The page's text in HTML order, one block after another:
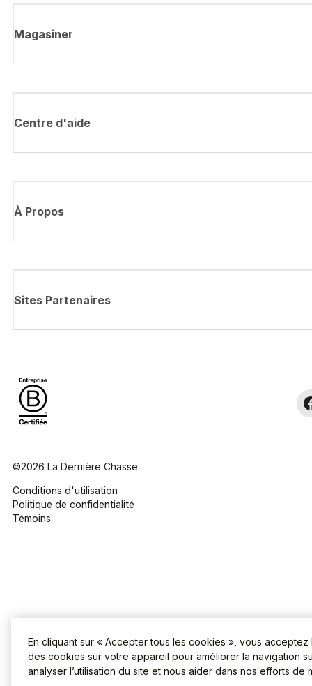
Magasiner
Centre d'aide
À Propos
Sites Partenaires
©2026 La Dernière Chasse.
Conditions d'utilisation
Politique de confidentialité
Témoins
En cliquant sur « Accepter tous les cookies », vous
des cookies sur votre appareil pour améliorer la navigation
analyser l’utilisation du site et nous aider dans nos efforts de